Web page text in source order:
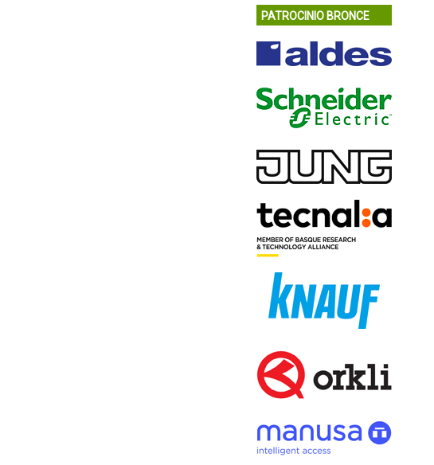
PATROCINIO BRONCE